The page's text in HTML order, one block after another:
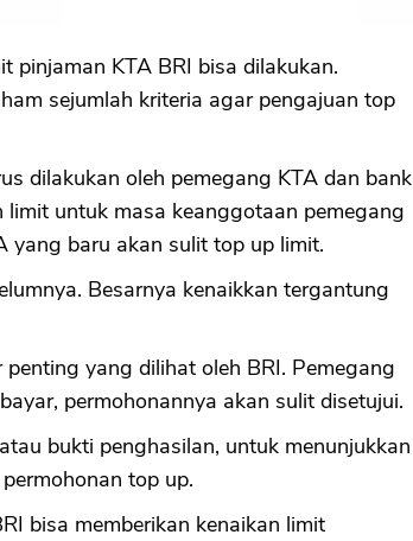
pinjaman KTA BRI bisa dilakukan.
sejumlah kriteria agar pengajuan top
dilakukan oleh pemegang KTA dan bank
untuk masa keanggotaan pemegang
yang baru akan sulit top up limit.
Besarnya kenaikkan tergantung
yang dilihat oleh BRI. Pemegang
permohonannya akan sulit disetujui.
bukti penghasilan, untuk menunjukkan
top up.
bisa memberikan kenaikan limit